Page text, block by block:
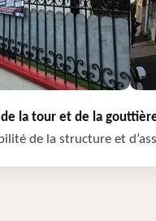
la tour et de la
de la structure et